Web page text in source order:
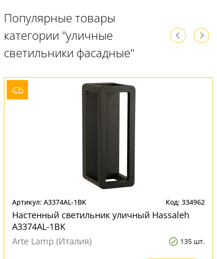
Популярные товары
категории "уличные
светильники фасадные"
Артикул: A3374AL-1BK Код: 334962
Настенный светильник уличный Hassaleh
A3374AL-1BK
Arte Lamp (Италия)
135 шт.